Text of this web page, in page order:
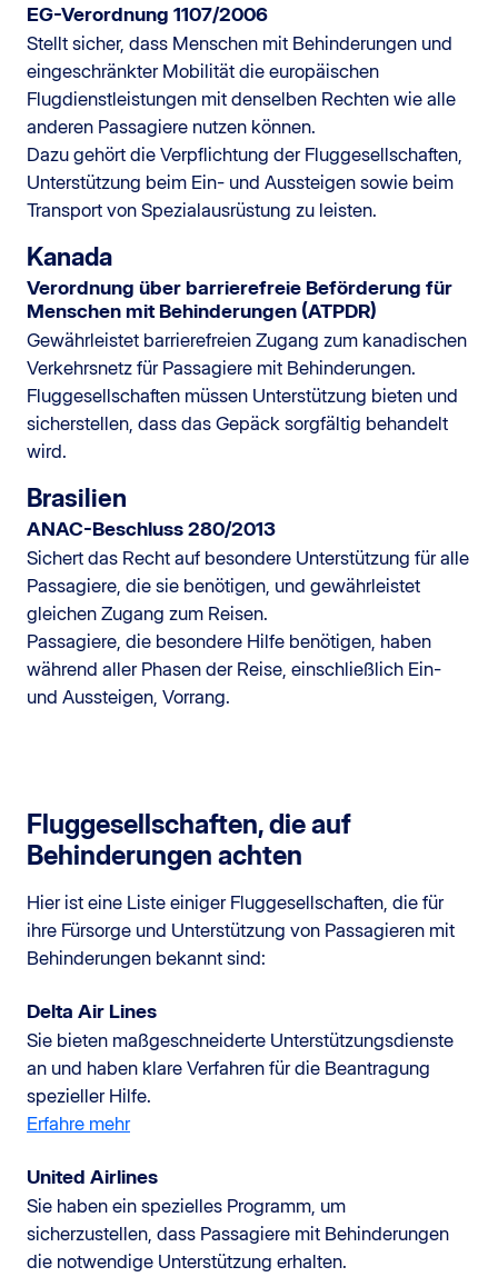
EG-Verordnung 1107/2006
Stellt sicher, dass Menschen mit Behinderungen und
eingeschränkter Mobilität die europäischen
Flugdienstleistungen mit denselben Rechten wie alle
anderen Passagiere nutzen können.
Dazu gehört die Verpflichtung der Fluggesellschaften,
Unterstützung beim Ein- und Aussteigen sowie beim
Transport von Spezialausrüstung zu leisten.
Kanada
Verordnung über barrierefreie Beförderung für
Menschen mit Behinderungen (ATPDR)
Gewährleistet barrierefreien Zugang zum kanadischen
Verkehrsnetz für Passagiere mit Behinderungen.
Fluggesellschaften müssen Unterstützung bieten und
sicherstellen, dass das Gepäck sorgfältig behandelt
wird.
Brasilien
ANAC-Beschluss 280/2013
Sichert das Recht auf besondere Unterstützung für alle
Passagiere, die sie benötigen, und gewährleistet
gleichen Zugang zum Reisen.
Passagiere, die besondere Hilfe benötigen, haben
während aller Phasen der Reise, einschließlich Ein-
und Aussteigen, Vorrang.
Fluggesellschaften, die auf
Behinderungen achten
Hier ist eine Liste einiger Fluggesellschaften, die für
ihre Fürsorge und Unterstützung von Passagieren mit
Behinderungen bekannt sind:
Delta Air Lines
Sie bieten maßgeschneiderte Unterstützungsdienste
an und haben klare Verfahren für die Beantragung
spezieller Hilfe.
Erfahre mehr
United Airlines
Sie haben ein spezielles Programm, um
sicherzustellen, dass Passagiere mit Behinderungen
die notwendige Unterstützung erhalten.